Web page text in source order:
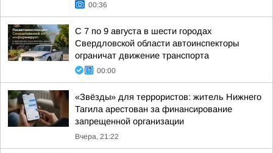
00:36
С 7 по 9 августа в шести городах
Свердловской области автоинспекторы
ограничат движение транспорта
00:00
«Звёзды» для террористов: житель Нижнего
Тагила арестован за финансирование
запрещенной организации
Вчера, 21:22